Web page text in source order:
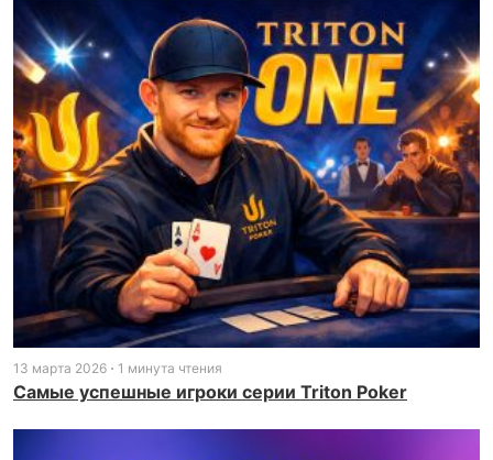
13 марта 2026 1 минута чтения
Самые успешные игроки серии Triton Poker